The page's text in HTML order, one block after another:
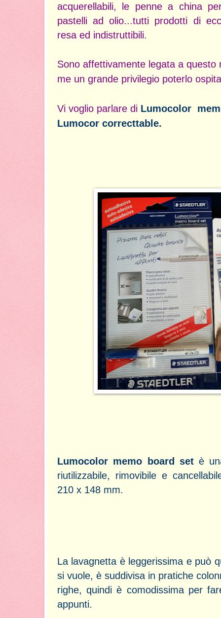
acquerellabili, le penne a china
pastelli ad olio...tutti prodotti di
resa ed indistruttibili.
Sono affettivamente legata a questo
me un grande privilegio poterlo
Vi voglio parlare di Lumocolor
Lumocor correcttable.
Lumocolor memo board set è
riutilizzabile, rimovibile e
210 x 148 mm.
La lavagnetta è leggerissima e può
si vuole, è suddivisa in pratiche
righe, quindi è comodissima per
appunti.